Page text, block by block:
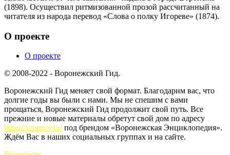
(1898). Осуществил ритмизованной прозой рассчитанный на
читателя из народа перевод «Слова о полку Игореве» (1874).
О проекте
О проекте
© 2008-2022 - Воронежский Гид.
Воронежский Гид меняет свой формат. Благодарим вас, что
долгие годы вы были с нами. Мы не спешим с вами
прощаться, Воронежский Гид продолжит свой путь. Все
прежние и новые материалы обретут свой дом по адресу
https://vrnency.ru/под брендом «Воронежская Энциклопедия».
Ждём Вас в наших социальных группах и на сайте.